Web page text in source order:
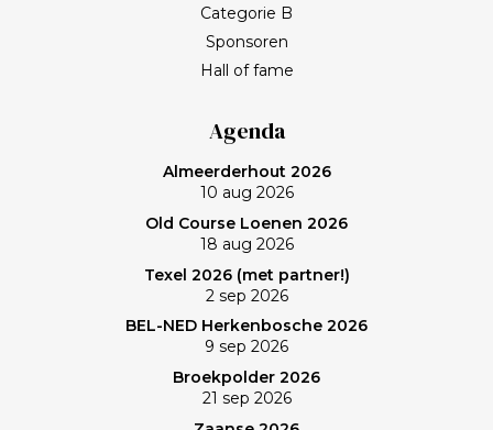
was ‘even helemaal niets; heerlijk’, zo maakt Frank de
verlies was voorzien; gedaan en laten, dus. Maar de
memorabele ronde en de waanzinnige slagen van
Frank zullen mij nog lang bijblijven. Topgast, topdag!
Frank, bedankt!
Categorie B
Sponsoren
Hall of fame
Agenda
Almeerderhout 2026
10 aug 2026
Old Course Loenen 2026
18 aug 2026
Texel 2026 (met partner!)
2 sep 2026
BEL-NED Herkenbosche 2026
9 sep 2026
Broekpolder 2026
21 sep 2026